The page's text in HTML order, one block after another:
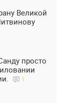
Великой
просто
1